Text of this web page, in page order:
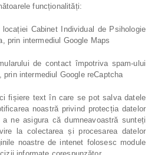
funcționalități:
locației Cabinet Individual de Psihologie
prin intermediul Google Maps
de contact împotriva spam-ului
prin intermediul Google reCaptcha
fișiere text în care se pot salva datele
noastră privind protecția datelor
ne asigura că dumneavoastră sunteți
la colectarea și procesarea datelor
noastre de intenet folosesc module